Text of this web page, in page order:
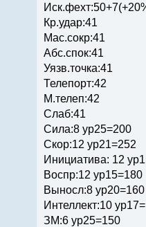
Кр.удар:41
Мас.сокр:41
Абс.спок:41
Уязв.точка:41
Телепорт:42
М.телеп:42
Слаб:41
Сила:8 ур25=200
Скор:12 ур21=252
Инициатива: 12
Воспр:12 ур15=180
Выносл:8 ур20=160
Интеллект:10
ЗМ:6 ур25=150